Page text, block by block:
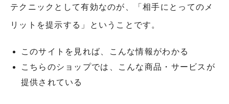
テクニックとして有効なのが、「相手にとってのメ
リットを提示する」ということです。
このサイトを見れば、こんな情報がわかる
こちらのショップでは、こんな商品・サービスが
提供されている